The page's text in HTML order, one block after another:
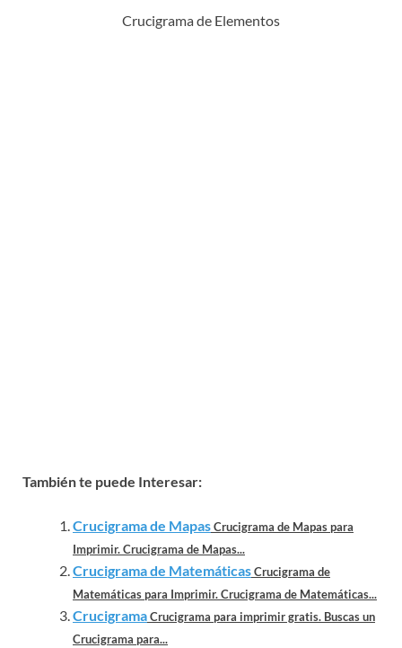
Crucigrama de Elementos
También te puede Interesar:
Crucigrama de MapasCrucigrama de Mapas para
Imprimir. Crucigrama de Mapas...
Crucigrama de MatemáticasCrucigrama de
Matemáticas para Imprimir. Crucigrama de Matemáticas...
CrucigramaCrucigrama para imprimir gratis. Buscas un
Crucigrama para...